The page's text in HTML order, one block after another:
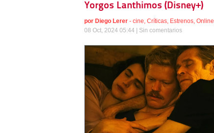
Yorgos Lanthimos (Disney+)
por Diego Lerer - cine Críticas Estrenos Online
08 Oct, 2024 05:44 | Sin comentarios